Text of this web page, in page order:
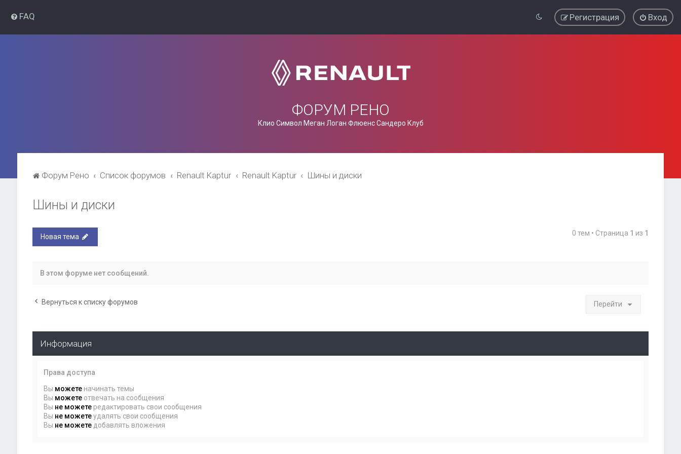
FAQ Вход
Регистрация
ФОРУМ РЕНО
Клио Символ Меган Логан Флюенс Сандеро Клуб
Форум Рено Список форумов Renault Kaptur Renault Kaptur Шины и диски
Шины и диски
Новая тема 0 тем • Страница 1 из 1
В этом форуме нет сообщений.
Вернуться к списку форумов Перейти
Информация
Права доступа
Вы можетеначинать темы
Вы можетеотвечать на сообщения
Вы не можетередактировать свои сообщения
Вы не можетеудалять свои сообщения
Вы не можетедобавлять вложения